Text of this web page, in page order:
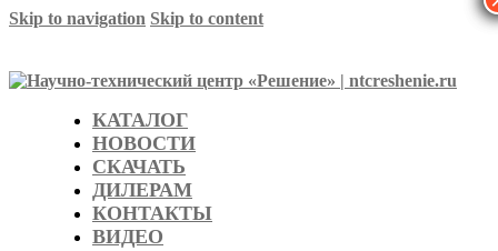
Skip to navigation Skip to content
КАТАЛОГ
НОВОСТИ
СКАЧАТЬ
ДИЛЕРАМ
КОНТАКТЫ
ВИДЕО